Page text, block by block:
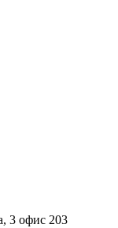
3 офис 203